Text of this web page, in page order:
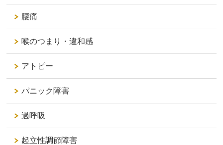
腰痛
喉のつまり・違和感
アトピー
パニック障害
過呼吸
起立性調節障害